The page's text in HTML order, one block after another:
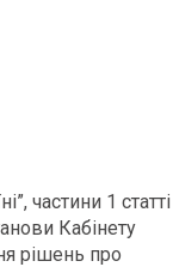
частини 1 статті
Кабінету
рішень про